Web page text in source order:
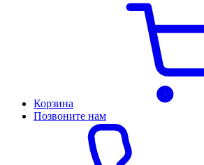
Корзина
Позвоните нам